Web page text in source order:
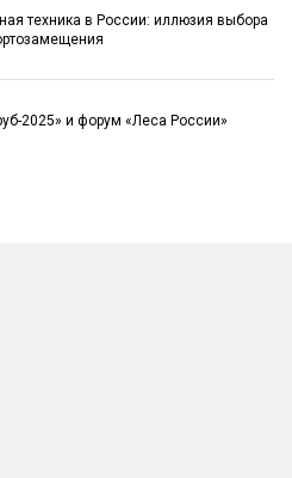
техника в России: иллюзия выбора
2025» и форум «Леса России»